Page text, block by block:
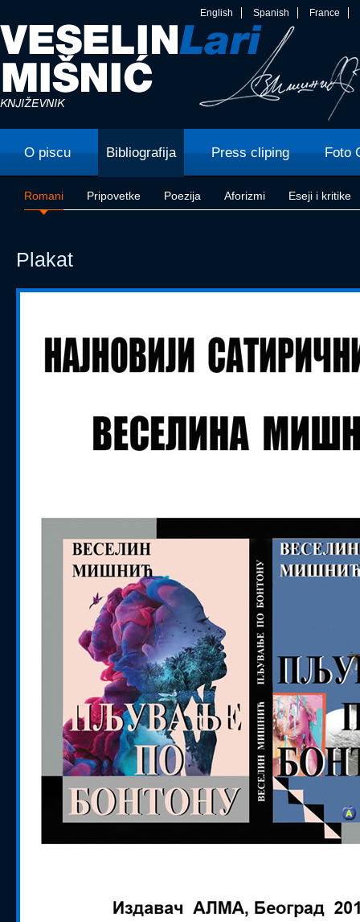
English Spanish France
O piscu Bibliografija Press cliping Foto
Romani Pripovetke Poezija Aforizmi Eseji i kritike
Plakat